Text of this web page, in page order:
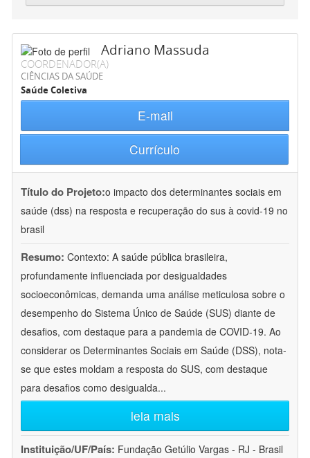
Adriano Massuda
COORDENADOR(A)
CIÊNCIAS DA SAÚDE
Saúde Coletiva
E-mail
Currículo
Título do Projeto:o impacto dos determinantes sociais em
saúde (dss) na resposta e recuperação do sus à covid-19 no
brasil
Resumo: Contexto: A saúde pública brasileira,
profundamente influenciada por desigualdades
socioeconômicas, demanda uma análise meticulosa sobre o
desempenho do Sistema Único de Saúde (SUS) diante de
desafios, com destaque para a pandemia de COVID-19. Ao
considerar os Determinantes Sociais em Saúde (DSS), nota-
se que estes moldam a resposta do SUS, com destaque
para desafios como desigualda...
leia mais
Instituição/UF/País: Fundação Getúlio Vargas - RJ - Brasil